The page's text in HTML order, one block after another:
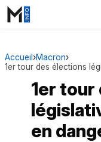
Accueil ›Macron›
1er tour des élections
1er
en